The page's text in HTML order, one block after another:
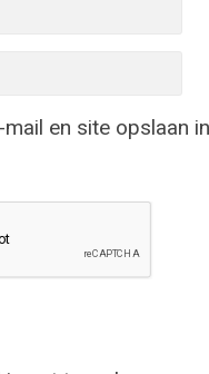
mail en site opslaan